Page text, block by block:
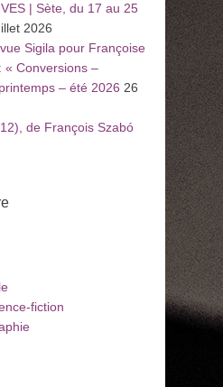
| Sète, du 17 au 25
2026
Sigila pour Françoise
« Conversions –
– été 2026 26
de François Szabó
fiction